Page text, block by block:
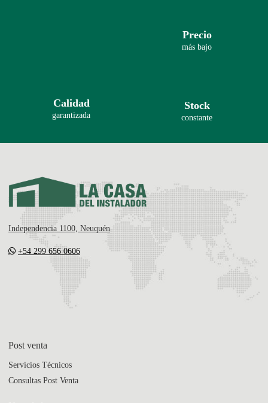
Precio
más bajo
Calidad
garantizada
Stock
constante
Independencia 1100, Neuquén
+54 299 656 0606
Post venta
Servicios Técnicos
Consultas Post Venta